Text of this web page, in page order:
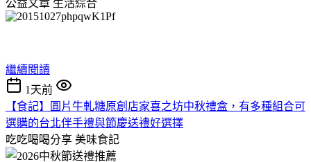
公益文章 生活綜合
繼續閱讀
1天前
【食記】圓片牛軋糖原創店家喜之坊中秋禮盒，有多種組合可
選購的台北伴手禮與節慶送禮好選擇
吃吃喝喝分享 美味食記